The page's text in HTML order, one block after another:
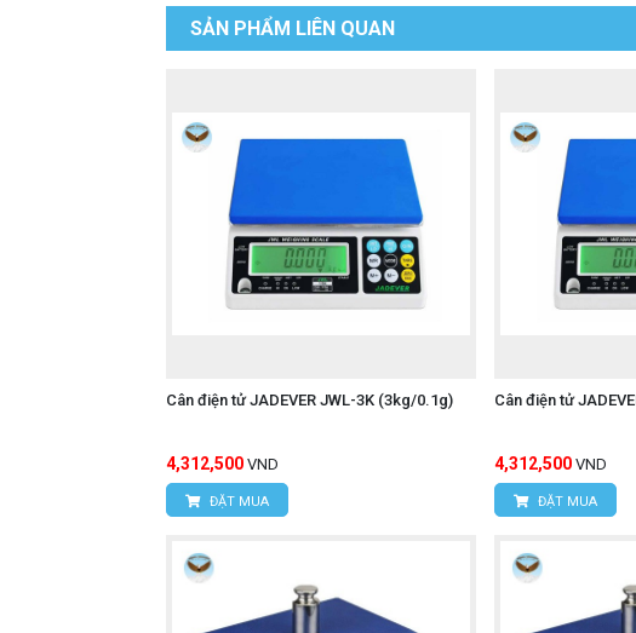
SẢN PHẨM LIÊN QUAN
Cân điện tử JADEVER JWL-3K (3kg/0.1g)
4,312,500 VND
ĐẶT MUA
Cân điện tử
4,312,500 VND
ĐẶT MUA